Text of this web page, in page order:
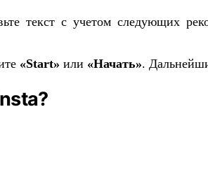
текст с учетом следующих
«Start» или «Начать».